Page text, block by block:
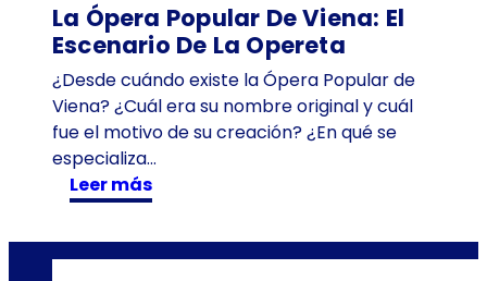
ñ
o
s
e
n
T
i
e
T
La Ópera Popular De Viena: El
Escenario De La Opereta
¿Desde cuándo existe la Ópera Popular de
Viena? ¿Cuál era su nombre original y cuál
fue el motivo de su creación? ¿En qué se
especializa…
Leer más:
L
Ó